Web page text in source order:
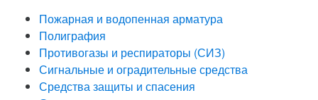
Пожарная и водопенная арматура
Полиграфия
Противогазы и респираторы (СИЗ)
Сигнальные и оградительные средства
Средства защиты и спасения